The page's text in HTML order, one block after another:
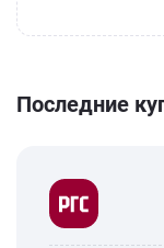
Последние